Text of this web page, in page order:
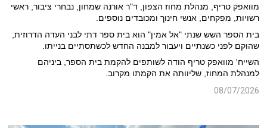
מוואפק טריף, מנהלת מחוז הצפון, ד"ר אורנה שמחון, נבחרי ציבור, ראשי
רשויות, מפקחים, אנשי חינוך ומכובדים נוספים.
בית הספר השש שנתי "אל אמין" הוא בית ספר דתי לבני העדה הדרוזית,
שהוקם לפני כשנתיים ויעבור למבנה החדש לכשתסתיים בנייתו.
השייח' מוואפק טריף הודה לשותפים להקמת בית הספר, ביניהם
למנהלת המחוז, שליוותה את הקמתו מקרוב.
08/07/2026